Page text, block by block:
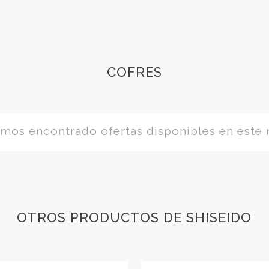
COFRES
encontrado ofertas disponibles en este
OTROS PRODUCTOS DE SHISEIDO